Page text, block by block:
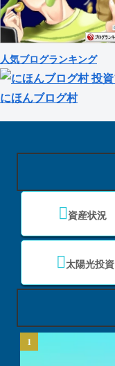
人気ブログランキング
にほんブログ村
資産状況
太陽光投資